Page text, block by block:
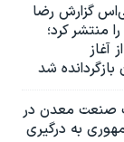
گزارش رضا
منتشر کرد؛
آغاز
شد
صنعت معدن در
به درگیری